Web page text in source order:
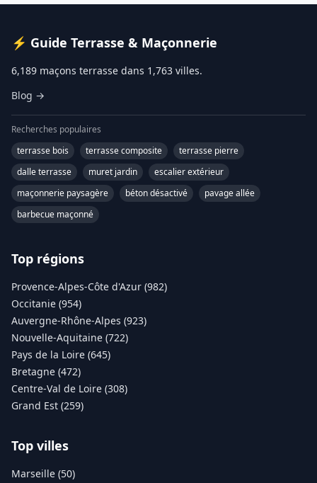
⚡ Guide Terrasse & Maçonnerie
6,189 maçons terrasse dans 1,763 villes.
Blog →
Recherches populaires
terrasse bois
terrasse composite
terrasse pierre
dalle terrasse
muret jardin
escalier extérieur
maçonnerie paysagère
béton désactivé
pavage allée
barbecue maçonné
Top régions
Provence-Alpes-Côte d'Azur (982)
Occitanie (954)
Auvergne-Rhône-Alpes (923)
Nouvelle-Aquitaine (722)
Pays de la Loire (645)
Bretagne (472)
Centre-Val de Loire (308)
Grand Est (259)
Top villes
Marseille (50)